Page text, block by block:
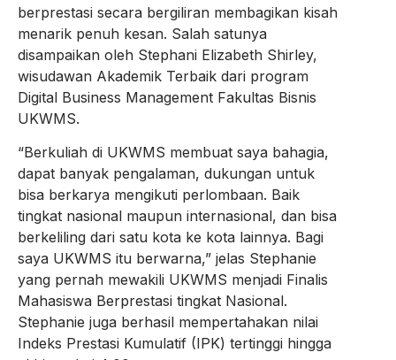
berprestasi secara bergiliran membagikan kisah
menarik penuh kesan. Salah satunya
disampaikan oleh Stephani Elizabeth Shirley,
wisudawan Akademik Terbaik dari program
Digital Business Management Fakultas Bisnis
UKWMS.
“Berkuliah di UKWMS membuat saya bahagia,
dapat banyak pengalaman, dukungan untuk
bisa berkarya mengikuti perlombaan. Baik
tingkat nasional maupun internasional, dan bisa
berkeliling dari satu kota ke kota lainnya. Bagi
saya UKWMS itu berwarna,” jelas Stephanie
yang pernah mewakili UKWMS menjadi Finalis
Mahasiswa Berprestasi tingkat Nasional.
Stephanie juga berhasil mempertahakan nilai
Indeks Prestasi Kumulatif (IPK) tertinggi hingga